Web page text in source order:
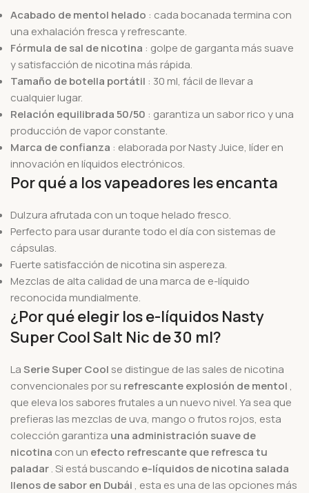
Acabado de mentol helado : cada bocanada termina con
una exhalación fresca y refrescante.
Fórmula de sal de nicotina : golpe de garganta más suave
y satisfacción de nicotina más rápida.
Tamaño de botella portátil : 30 ml, fácil de llevar a
cualquier lugar.
Relación equilibrada 50/50 : garantiza un sabor rico y una
producción de vapor constante.
Marca de confianza : elaborada por Nasty Juice, líder en
innovación en líquidos electrónicos.
Por qué a los vapeadores les encanta
Dulzura afrutada con un toque helado fresco.
Perfecto para usar durante todo el día con sistemas de
cápsulas.
Fuerte satisfacción de nicotina sin aspereza.
Mezclas de alta calidad de una marca de e-líquido
reconocida mundialmente.
¿Por qué elegir los e-líquidos Nasty
Super Cool Salt Nic de 30 ml?
LaSerie Super Cool se distingue de las sales de nicotina
convencionales por su refrescante explosión de mentol ,
que eleva los sabores frutales a un nuevo nivel. Ya sea que
prefieras las mezclas de uva, mango o frutos rojos, esta
colección garantiza una administración suave de
nicotina con un efecto refrescante que refresca tu
paladar.Si está buscando e-líquidos de nicotina salada
llenos de sabor en Dubái , esta es una de las opciones más